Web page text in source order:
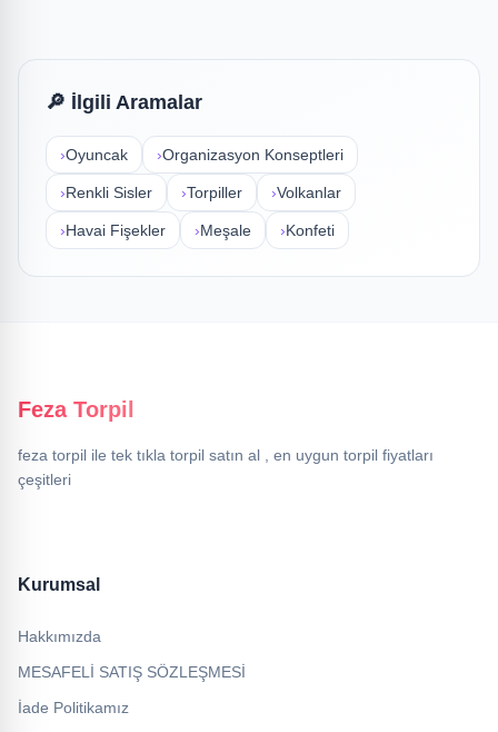
🔎 İlgili Aramalar
›Oyuncak ›Organizasyon Konseptleri
›Renkli Sisler ›Torpiller ›Volkanlar
›Havai Fişekler ›Meşale ›Konfeti
Feza Torpil
feza torpil ile tek tıkla torpil satın al , en uygun torpil fiyatları
çeşitleri
Kurumsal
Hakkımızda
MESAFELİ SATIŞ SÖZLEŞMESİ
İade Politikamız